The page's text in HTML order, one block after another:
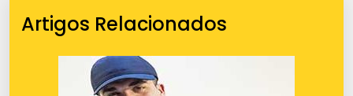
Artigos Relacionados